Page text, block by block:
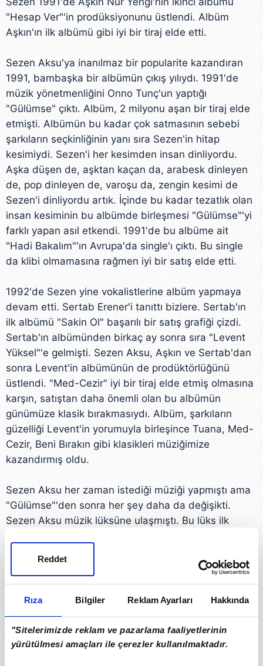
Rıza Bilgiler Reklam Ayarları Hakkında
"Sitelerimizde reklam ve pazarlama faaliyetlerinin
yürütülmesi amaçları ile çerezler kullanılmaktadır.
Reddet
"Hesap Ver"'in prodüksiyonunu üstlendi. Albüm
Aşkın'ın ilk albümü gibi iyi bir tiraj elde etti.
Sezen Aksu'ya inanılmaz bir popularite kazandıran
1991, bambaşka bir albümün çıkış yılıydı. 1991'de
müzik yönetmenliğini Onno Tunç'un yaptığı
"Gülümse" çıktı. Albüm, 2 milyonu aşan bir tiraj elde
etmişti. Albümün bu kadar çok satmasının sebebi
şarkıların seçkinliğinin yanı sıra Sezen'in hitap
kesimiydi. Sezen'i her kesimden insan dinliyordu.
Aşka düşen de, aşktan kaçan da, arabesk dinleyen
de, pop dinleyen de, varoşu da, zengin kesimi de
Sezen'i dinliyordu artık. İçinde bu kadar tezatlık olan
insan kesiminin bu albümde birleşmesi "Gülümse"'yi
farklı yapan asıl etkendi. 1991'de bu albüme ait
"Hadi Bakalım"'ın Avrupa'da single'ı çıktı. Bu single
da klibi olmamasına rağmen iyi bir satış elde etti.
1992'de Sezen yine vokalistlerine albüm yapmaya
devam etti. Sertab Erener'i tanıttı bizlere. Sertab'ın
ilk albümü "Sakin Ol" başarılı bir satış grafiği çizdi.
Sertab'ın albümünden birkaç ay sonra sıra "Levent
Yüksel"'e gelmişti. Sezen Aksu, Aşkın ve Sertab'dan
sonra Levent'in albümünün de prodüktörlüğünü
üstlendi. "Med-Cezir" iyi bir tiraj elde etmiş olmasına
karşın, satıştan daha önemli olan bu albümün
günümüze klasik bırakmasıydı. Albüm, şarkıların
güzelliği Levent'in yorumuyla birleşince Tuana, Med-
Cezir, Beni Bırakın gibi klasikleri müziğimize
kazandırmış oldu.
Sezen Aksu her zaman istediği müziği yapmıştı ama
"Gülümse"'den sonra her şey daha da değişikti.
Sezen Aksu müzik lüksüne ulaşmıştı. Bu lüks ilk
tarzında olmayan bu albüm, kapağına kadar
değişikti. Sezen Aksu kitlesini seçmişti ve artık onlara
müzik ziyafeti çekiyordu. Bu farklı albümde
Bu albümün bir özelliği ve bir değişikliği daha müzik
direktörünün Uzay Heparı olmasıydı.